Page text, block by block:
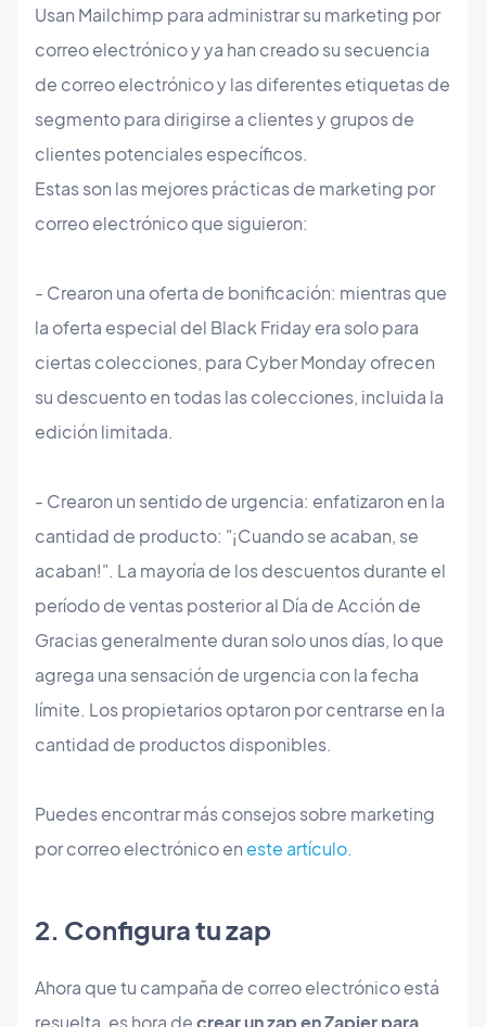
Usan Mailchimp para administrar su marketing por
correo electrónico y ya han creado su secuencia
de correo electrónico y las diferentes etiquetas de
segmento para dirigirse a clientes y grupos de
clientes potenciales específicos.
Estas son las mejores prácticas de marketing por
correo electrónico que siguieron:
- Crearon una oferta de bonificación: mientras que
la oferta especial del Black Friday era solo para
ciertas colecciones, para Cyber ​​Monday ofrecen
su descuento en todas las colecciones, incluida la
edición limitada.
- Crearon un sentido de urgencia: enfatizaron en la
cantidad de producto: "¡Cuando se acaban, se
acaban!". La mayoría de los descuentos durante el
período de ventas posterior al Día de Acción de
Gracias generalmente duran solo unos días, lo que
agrega una sensación de urgencia con la fecha
límite. Los propietarios optaron por centrarse en la
cantidad de productos disponibles.
Puedes encontrar más consejos sobre marketing
por correo electrónico en este artículo.
​2. Configura tu zap
Ahora que tu campaña de correo electrónico está
resuelta, es hora decrear un zap en Zapier para